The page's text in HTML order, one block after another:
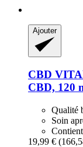
Ajouter
CBD
CBD, 120
Qualité
Soin
19,99 €